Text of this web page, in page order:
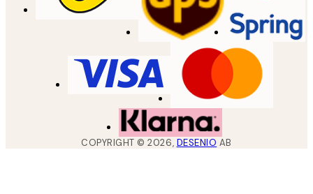
COPYRIGHT ©2026, DESENIO AB